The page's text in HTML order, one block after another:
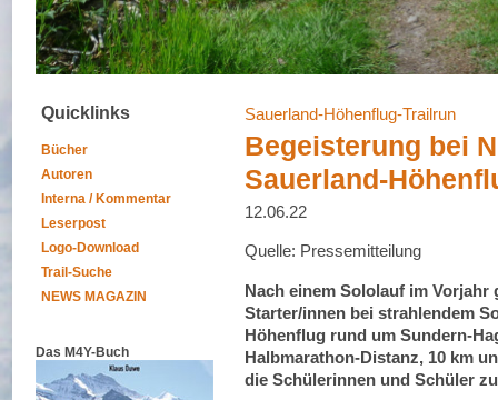
Quicklinks
Bücher
Autoren
Interna / Kommentar
Leserpost
Logo-Download
Trail-Suche
NEWS MAGAZIN
Das M4Y-Buch
Sauerland-Höhenflug-Trailrun
Begeisterung bei
Sauerland-
12.06.22
Quelle: Pressemitteilung
Nach einem Sololauf im Vorjahr
Starter/innen bei strahlendem
Höhenflug rund um Sundern-
Halbmarathon-Distanz, 10 km
die Schülerinnen und Schüler